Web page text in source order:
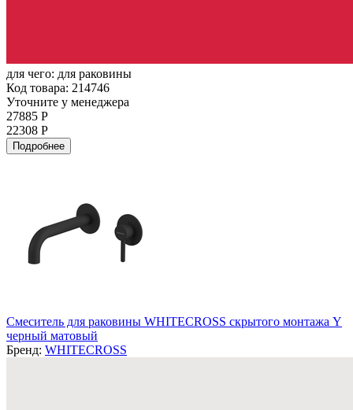
для чего: для раковины
Код товара: 214746
Уточните у менеджера
27885 Р
22308 Р
Подробнее
Смеситель для раковины WHITECROSS скрытого монтажа Y
черный матовый
Бренд: WHITECROSS